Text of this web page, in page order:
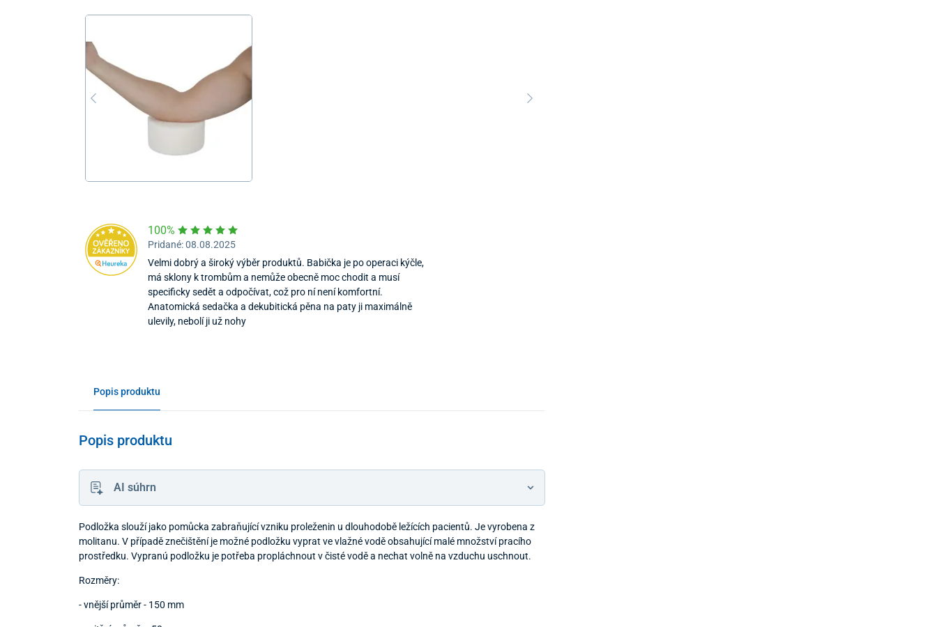
100%
Pridané: 08.08.2025
Velmi dobrý a široký výběr produktů. Babička je po operaci kýčle,
má sklony k trombům a nemůže obecně moc chodit a musí
specificky sedět a odpočívat, což pro ní není komfortní.
Anatomická sedačka a dekubitická pěna na paty ji maximálně
ulevily, nebolí ji už nohy
Popis produktu
Popis produktu
AI súhrn
Podložka slouží jako pomůcka zabraňující vzniku proleženin u dlouhodobě ležících pacientů. Je vyrobena z
molitanu. V případě znečištění je možné podložku vyprat ve vlažné vodě obsahující malé množství pracího
prostředku. Vypranú podložku je potřeba propláchnout v čisté vodě a nechat volně na vzduchu uschnout.
Rozměry:
- vnější průměr - 150 mm